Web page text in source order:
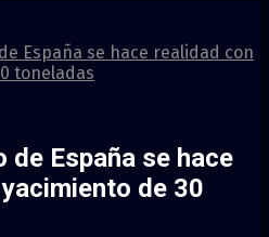
España se hace realidad con
toneladas
de España se hace
de 30